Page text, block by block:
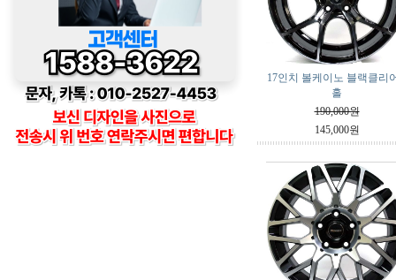
17인치 볼케이노 블랙클리
홀
190,000원
145,000원